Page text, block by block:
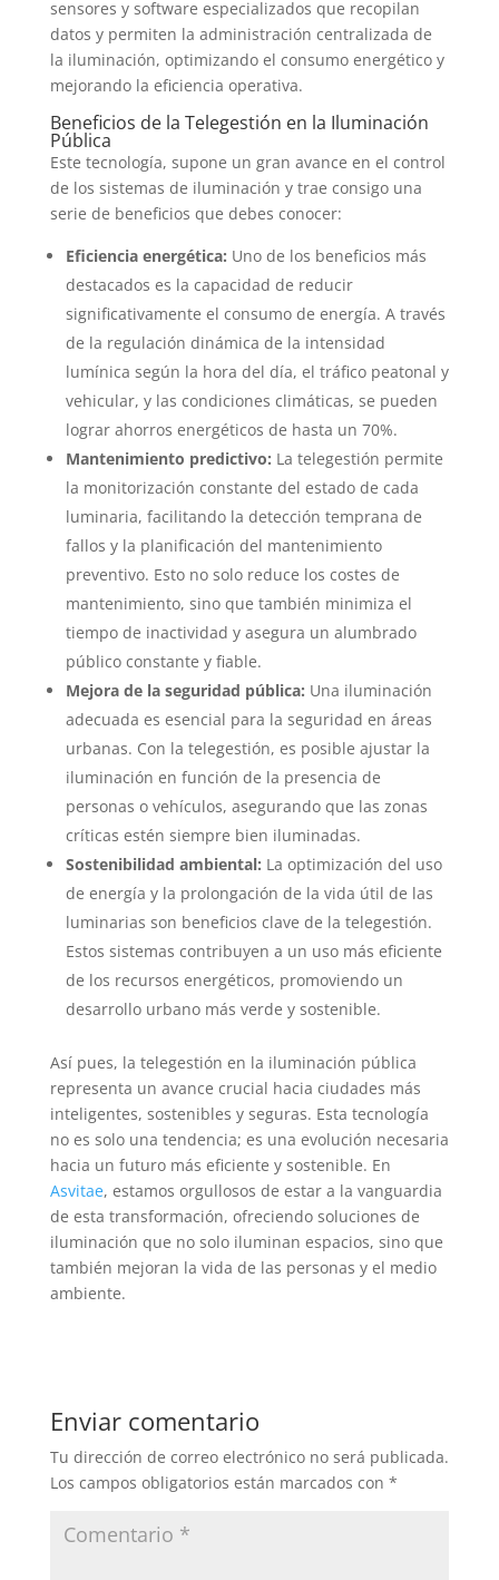
sensores y software especializados que recopilan
datos y permiten la administración centralizada de
la iluminación, optimizando el consumo energético y
mejorando la eficiencia operativa.
Beneficios de la Telegestión en la Iluminación
Pública
Este tecnología, supone un gran avance en el control
de los sistemas de iluminación y trae consigo una
serie de beneficios que debes conocer:
Eficiencia energética: Uno de los beneficios más
destacados es la capacidad de reducir
significativamente el consumo de energía. A través
de la regulación dinámica de la intensidad
lumínica según la hora del día, el tráfico peatonal y
vehicular, y las condiciones climáticas, se pueden
lograr ahorros energéticos de hasta un 70%.
Mantenimiento predictivo: La telegestión permite
la monitorización constante del estado de cada
luminaria, facilitando la detección temprana de
fallos y la planificación del mantenimiento
preventivo. Esto no solo reduce los costes de
mantenimiento, sino que también minimiza el
tiempo de inactividad y asegura un alumbrado
público constante y fiable.
Mejora de la seguridad pública: Una iluminación
adecuada es esencial para la seguridad en áreas
urbanas. Con la telegestión, es posible ajustar la
iluminación en función de la presencia de
personas o vehículos, asegurando que las zonas
críticas estén siempre bien iluminadas.
Sostenibilidad ambiental: La optimización del uso
de energía y la prolongación de la vida útil de las
luminarias son beneficios clave de la telegestión.
Estos sistemas contribuyen a un uso más eficiente
de los recursos energéticos, promoviendo un
desarrollo urbano más verde y sostenible.
Así pues, la telegestión en la iluminación pública
representa un avance crucial hacia ciudades más
inteligentes, sostenibles y seguras. Esta tecnología
no es solo una tendencia; es una evolución necesaria
hacia un futuro más eficiente y sostenible. En
Asvitae, estamos orgullosos de estar a la vanguardia
de esta transformación, ofreciendo soluciones de
iluminación que no solo iluminan espacios, sino que
también mejoran la vida de las personas y el medio
ambiente.
Enviar comentario
Tu dirección de correo electrónico no será publicada.
Los campos obligatorios están marcados con *